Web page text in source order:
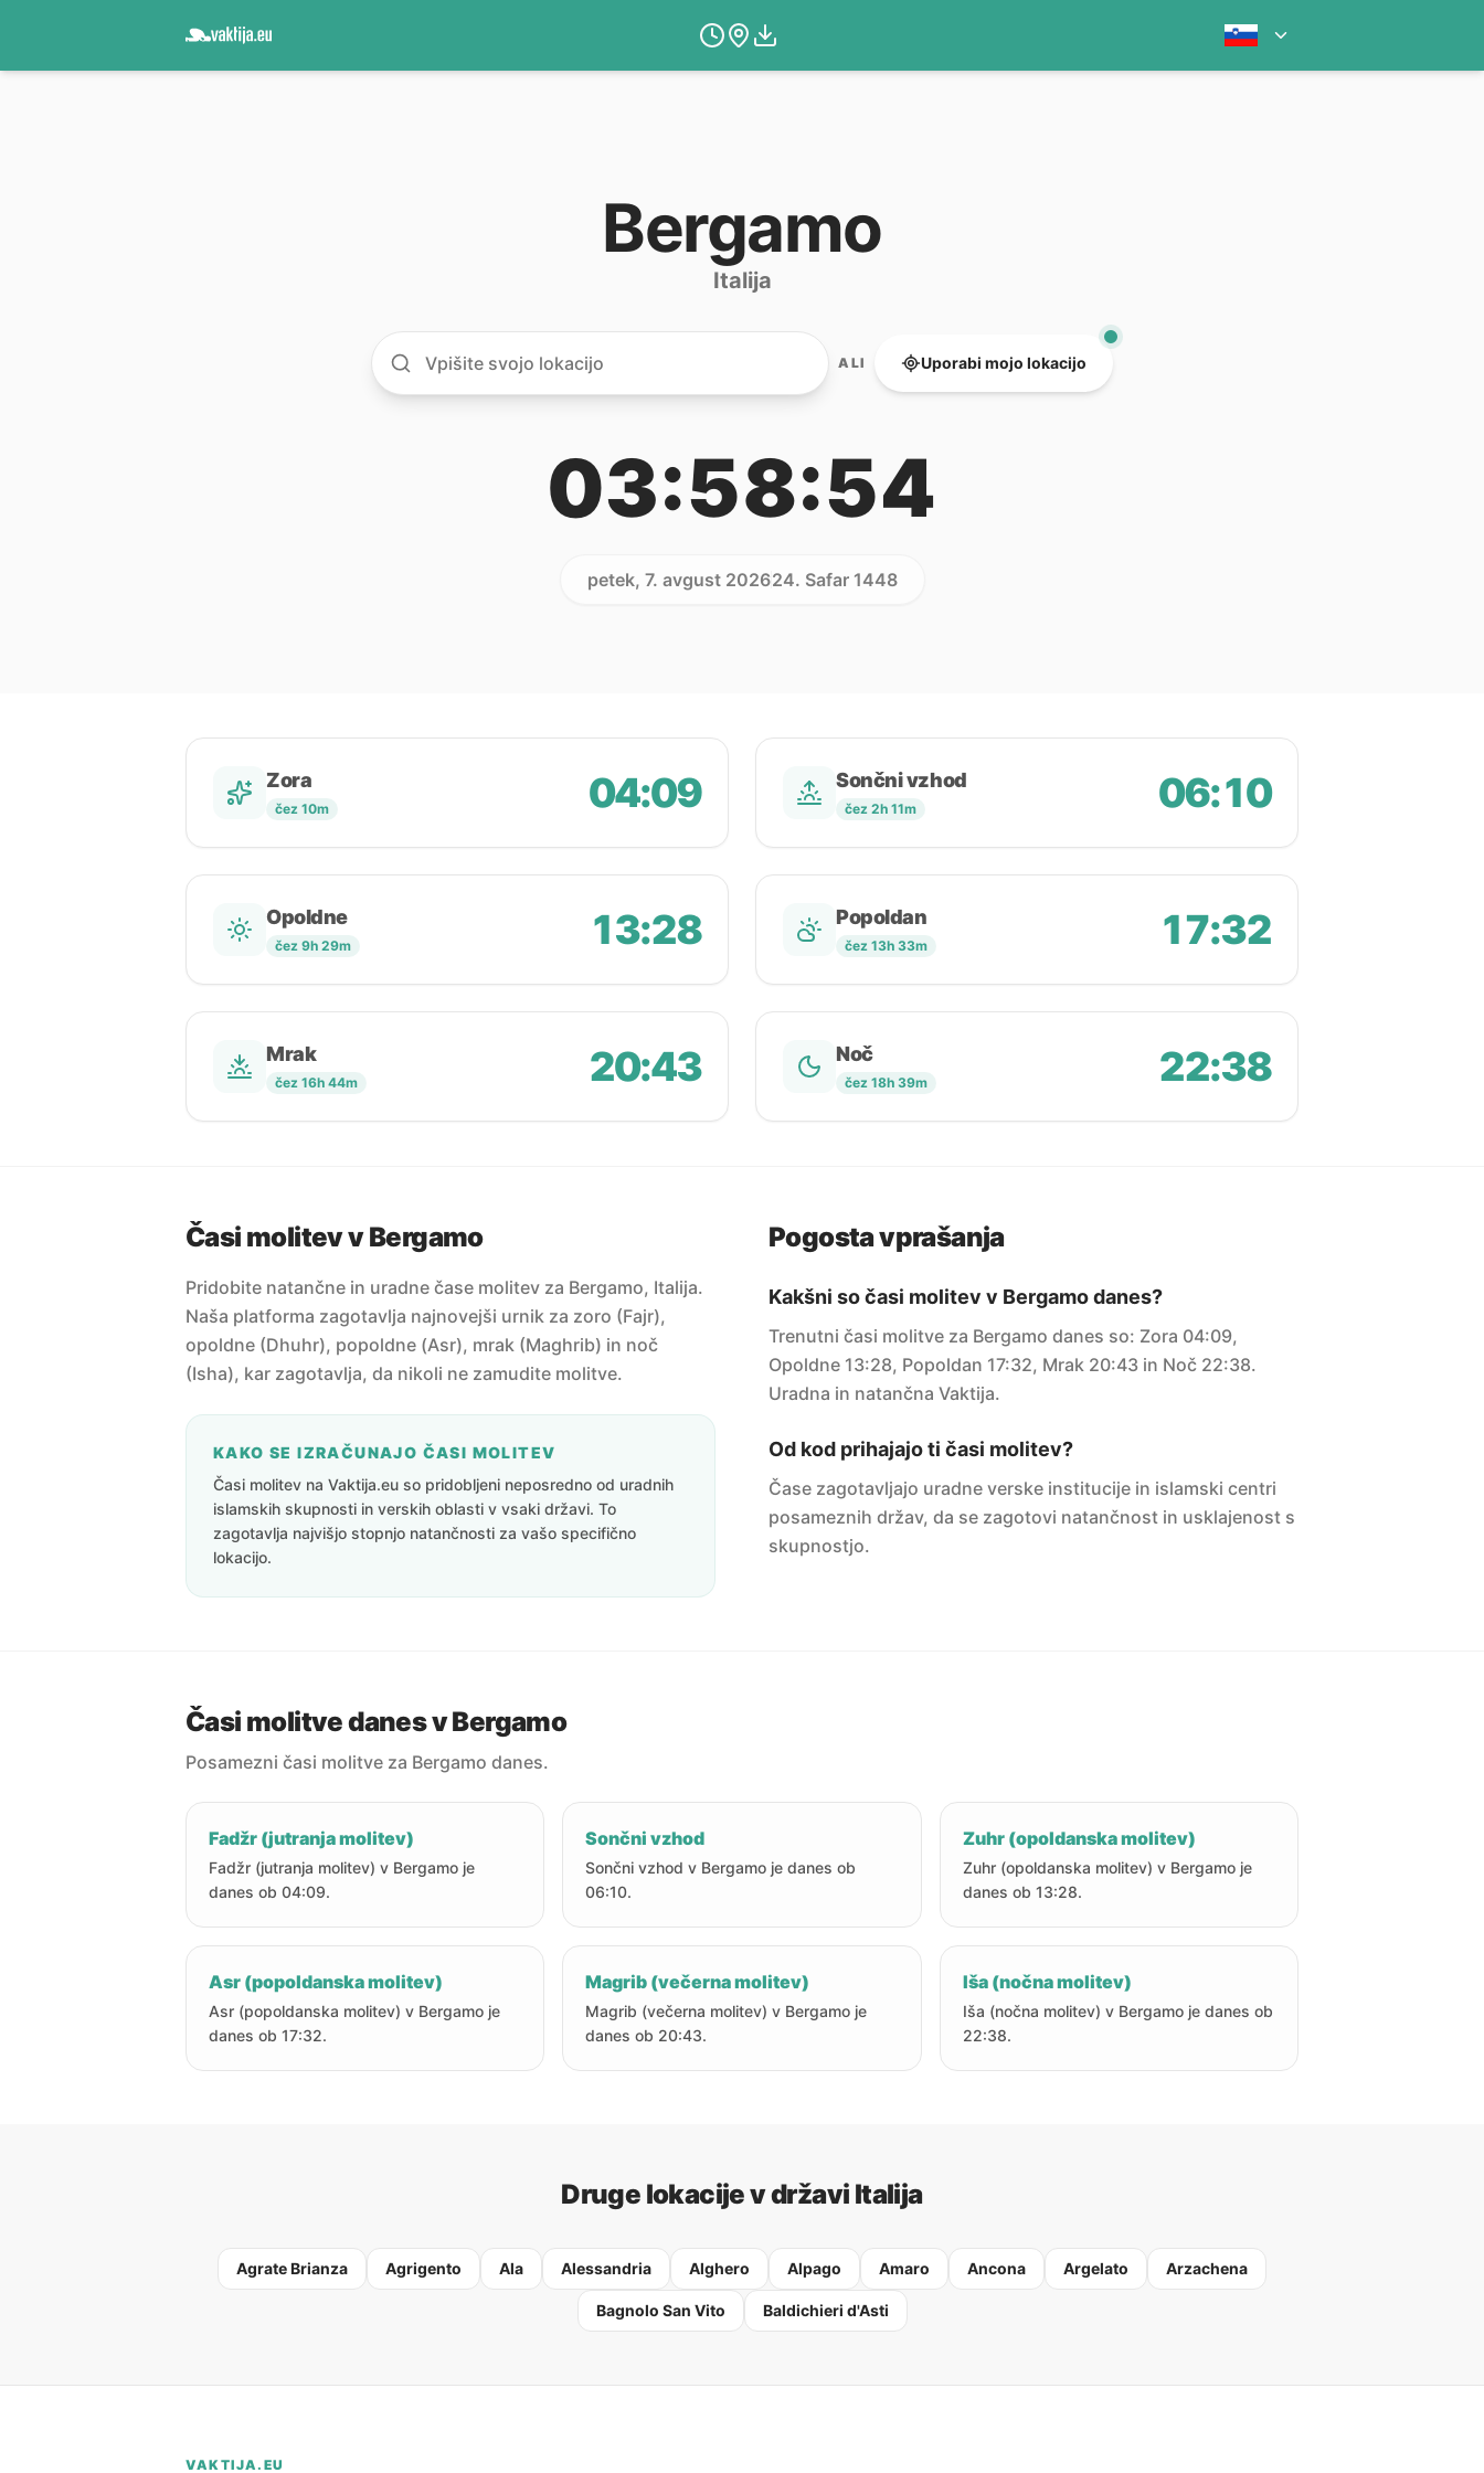
Bergamo
Italija
ALI Uporabi mojo lokacijo
03:58:54
petek, 7. avgust 202624. Safar 1448
Zora
čez 10m 04:09 Sončni vzhod
čez 2h 11m 06:10
Opoldne
čez 9h 29m 13:28 Popoldan
čez 13h 33m 17:32
Mrak
čez 16h 44m 20:43 Noč
čez 18h 39m 22:38
Časi molitev v Bergamo
Pridobite natančne in uradne čase molitev za Bergamo, Italija.
Naša platforma zagotavlja najnovejši urnik za zoro (Fajr),
opoldne (Dhuhr), popoldne (Asr), mrak (Maghrib) in noč
(Isha), kar zagotavlja, da nikoli ne zamudite molitve.
KAKO SE IZRAČUNAJO ČASI MOLITEV
Časi molitev na Vaktija.eu so pridobljeni neposredno od uradnih
islamskih skupnosti in verskih oblasti v vsaki državi. To
zagotavlja najvišjo stopnjo natančnosti za vašo specifično
lokacijo.
Pogosta vprašanja
Kakšni so časi molitev v Bergamo danes?
Trenutni časi molitve za Bergamo danes so: Zora 04:09,
Opoldne 13:28, Popoldan 17:32, Mrak 20:43 in Noč 22:38.
Uradna in natančna Vaktija.
Od kod prihajajo ti časi molitev?
Čase zagotavljajo uradne verske institucije in islamski centri
posameznih držav, da se zagotovi natančnost in usklajenost s
skupnostjo.
Časi molitve danes v Bergamo
Posamezni časi molitve za Bergamo danes.
Fadžr (jutranja molitev)
Fadžr (jutranja molitev) v Bergamo je
danes ob 04:09.
Sončni vzhod
Sončni vzhod v Bergamo je danes ob
06:10.
Zuhr (opoldanska molitev)
Zuhr (opoldanska molitev) v Bergamo je
danes ob 13:28.
Asr (popoldanska molitev)
Asr (popoldanska molitev) v Bergamo je
danes ob 17:32.
Magrib (večerna molitev)
Magrib (večerna molitev) v Bergamo je
danes ob 20:43.
Iša (nočna molitev)
Iša (nočna molitev) v Bergamo je danes ob
22:38.
Druge lokacije v državi Italija
Agrate Brianza Agrigento Ala Alessandria Alghero Alpago Amaro Ancona Argelato Arzachena
Bagnolo San Vito Baldichieri d'Asti
VAKTIJA.EU